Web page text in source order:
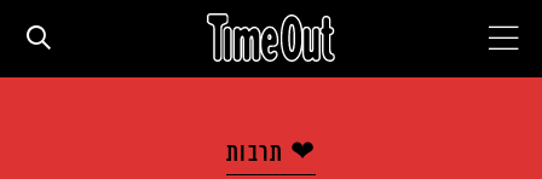
❤ תרבות